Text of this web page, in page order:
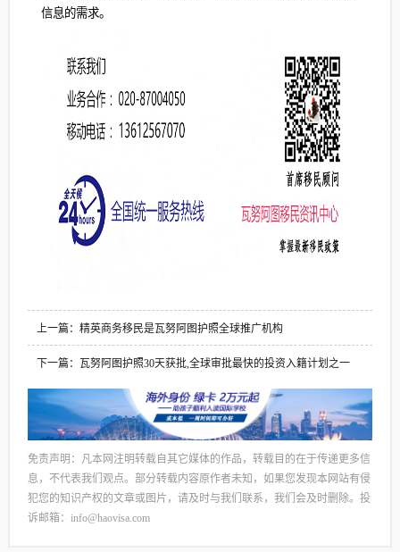
信息的需求。
上一篇：精英商务移民是瓦努阿图护照全球推广机构
下一篇：瓦努阿图护照30天获批,全球审批最快的投资入籍计划之一
免责声明：凡本网注明转载自其它媒体的作品，转载目的在于传递更多信
息，不代表我们观点。部分转载内容原作者未知，如果您发现本网站有侵
犯您的知识产权的文章或图片，请及时与我们联系，我们会及时删除。投
诉邮箱：info@haovisa.com